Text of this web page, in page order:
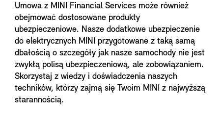
Umowa z MINI Financial Services może również
obejmować dostosowane produkty
ubezpieczeniowe. Nasze dodatkowe ubezpieczenie
do elektrycznych MINI przygotowane z taką samą
dbałością o szczegóły jak nasze samochody nie jest
zwykłą polisą ubezpieczeniową, ale zobowiązaniem.
Skorzystaj z wiedzy i doświadczenia naszych
techników, którzy zajmą się Twoim MINI z najwyższą
starannością.